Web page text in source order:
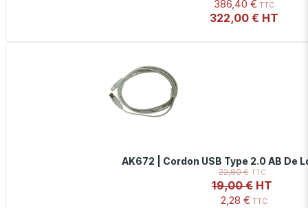
386,40 €
322,00 €
AK672 | Cordon USB Type 2.0 AB De
2,28 €
22,80 €
19,00 €